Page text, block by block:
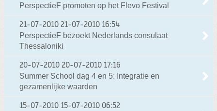
PerspectieF promoten op het Flevo Festival
21-07-2010 21-07-2010 16:54
PerspectieF bezoekt Nederlands consulaat
Thessaloniki
20-07-2010 20-07-2010 17:16
Summer School dag 4 en 5: Integratie en
gezamenlijke waarden
15-07-2010 15-07-2010 06:52